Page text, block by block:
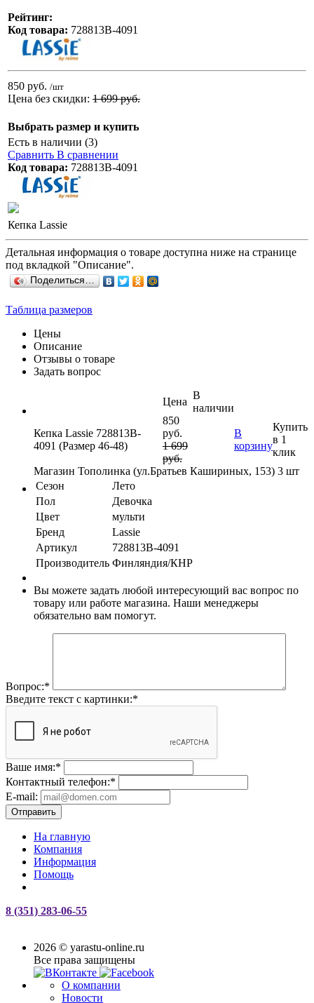
Рейтинг:
Код товара: 728813B-4091
850 руб. /шт
Цена без скидки: 1 699 руб.
Выбрать размер и купить
Есть в наличии (3)
Сравнить В сравнении
Код товара: 728813B-4091
Кепка Lassie
Детальная информация о товаре доступна ниже на странице
под вкладкой "Описание".
Поделиться…
Таблица размеров
Цены
Описание
Отзывы о товаре
Задать вопрос
Цена
В
наличии
Кепка Lassie 728813B-
4091 (Размер 46-48)
850
руб.
1 699
руб.
В
корзину
Купить
в 1
клик
Магазин Тополинка (ул.Братьев Кашириных, 153) 3 шт
Сезон
Лето
Пол
Девочка
Цвет
мульти
Бренд
Lassie
Артикул
728813B-4091
Производитель Финляндия/КНР
Вы можете задать любой интересующий вас вопрос по
товару или работе магазина. Наши менеджеры
обязательно вам помогут.
Вопрос:*
Введите текст с картинки:*
Ваше имя:*
Контактный телефон:*
E-mail:
Отправить
На главную
Компания
Информация
Помощь
8 (351) 283-06-55
2026 © yarastu-online.ru
Все права защищены
О компании
Новости